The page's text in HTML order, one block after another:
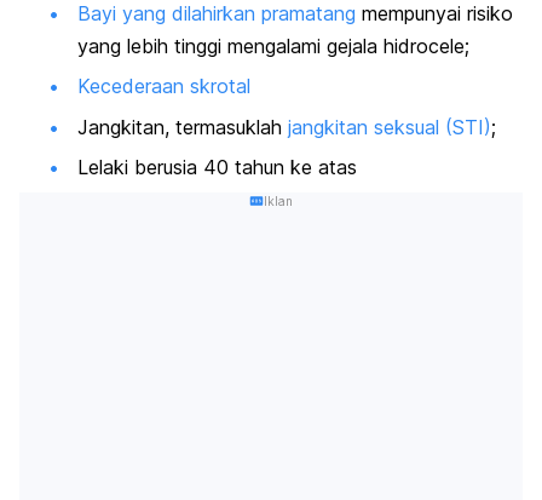
Bayi yang dilahirkan pramatang mempunyai risiko
yang lebih tinggi mengalami gejala hidrocele;
Kecederaan skrotal
Jangkitan, termasuklah jangkitan seksual (STI);
Lelaki berusia 40 tahun ke atas
Iklan